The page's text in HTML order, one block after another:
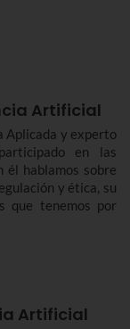
Artificial
Aplicada y experto
en las
él hablamos sobre
y ética, su
que tenemos por
Artificial